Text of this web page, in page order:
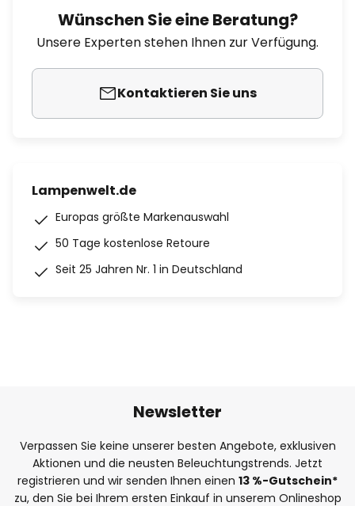
Wünschen Sie eine Beratung?
Unsere Experten stehen Ihnen zur Verfügung.
Kontaktieren Sie uns
Lampenwelt.de
Europas größte Markenauswahl
50 Tage kostenlose Retoure
Seit 25 Jahren Nr. 1 in Deutschland
Newsletter
Verpassen Sie keine unserer besten Angebote, exklusiven
Aktionen und die neusten Beleuchtungstrends. Jetzt
registrieren und wir senden Ihnen einen 13 %-Gutschein*
zu, den Sie bei Ihrem ersten Einkauf in unserem Onlineshop